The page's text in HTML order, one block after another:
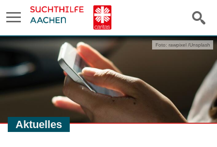
Aktuelles
Foto: rawpixel /Unsplash